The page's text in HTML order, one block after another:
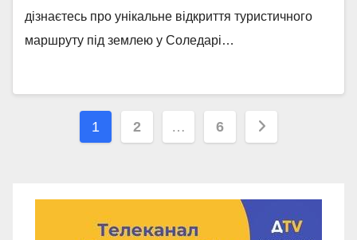
дізнаєтесь про унікальне відкриття туристичного
маршруту під землею у Соледарі…
Навігація
1 2 … 6